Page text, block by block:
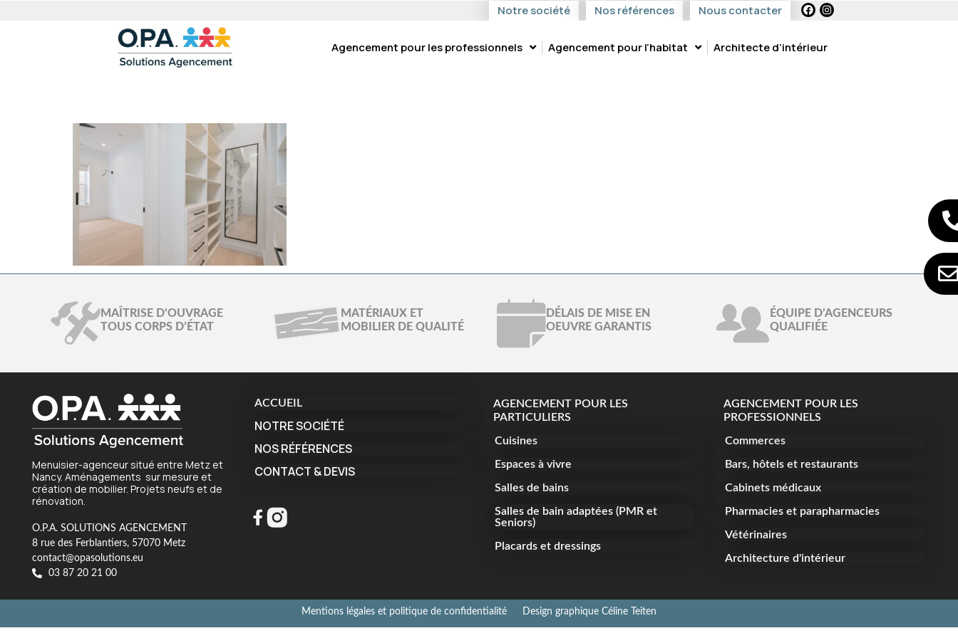
Notre société Nos références Nous contacter
Agencement pour les professionnels Agencement pour l’habitat Architecte d’intérieur
MAÎTRISE D’OUVRAGE
TOUS CORPS D’ÉTAT
MATÉRIAUX ET
MOBILIER DE QUALITÉ
DÉLAIS DE MISE EN
OEUVRE GARANTIS
ÉQUIPE D’AGENCEURS
QUALIFIÉE
Menuisier-agenceur situé entre Metz et
Nancy. Aménagements sur mesure et
création de mobilier. Projets neufs et de
rénovation.
O.P.A. SOLUTIONS AGENCEMENT
8 rue des Ferblantiers, 57070 Metz
contact@opasolutions.eu
03 87 20 21 00
ACCUEIL
NOTRE SOCIÉTÉ
NOS RÉFÉRENCES
CONTACT & DEVIS
AGENCEMENT POUR LES
PARTICULIERS
Cuisines
Espaces à vivre
Salles de bains
Salles de bain adaptées (PMR et
Seniors)
Placards et dressings
AGENCEMENT POUR LES
PROFESSIONNELS
Commerces
Bars, hôtels et restaurants
Cabinets médicaux
Pharmacies et parapharmacies
Vétérinaires
Architecture d'intérieur
Mentions légales et politique de confidentialité Design graphique Céline Teiten